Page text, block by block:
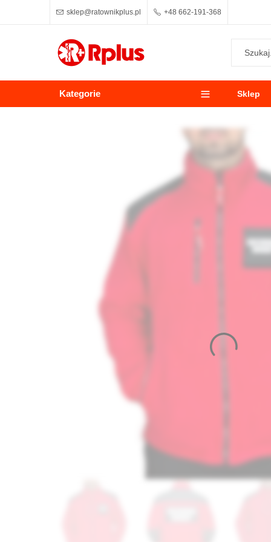
sklep@ratownikplus.pl +48 662-191-368
Kategorie Sklep